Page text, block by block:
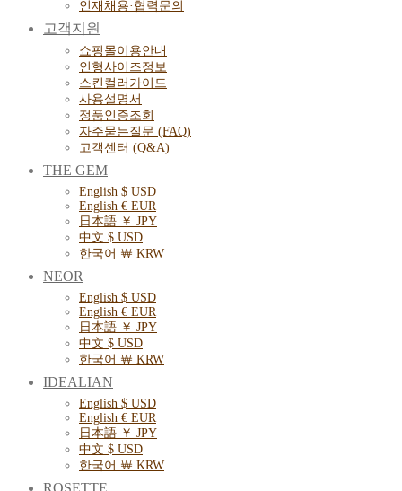
인재채용·협력문의
고객지원
쇼핑몰이용안내
인형사이즈정보
스킨컬러가이드
사용설명서
정품인증조회
자주묻는질문 (FAQ)
고객센터 (Q&A)
THE GEM
English $ USD
English € EUR
日本語 ￥ JPY
中文 $ USD
한국어 ￦ KRW
NEOR
English $ USD
English € EUR
日本語 ￥ JPY
中文 $ USD
한국어 ￦ KRW
IDEALIAN
English $ USD
English € EUR
日本語 ￥ JPY
中文 $ USD
한국어 ￦ KRW